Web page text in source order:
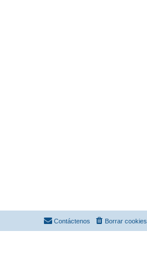
Borrar cookies
Contáctenos